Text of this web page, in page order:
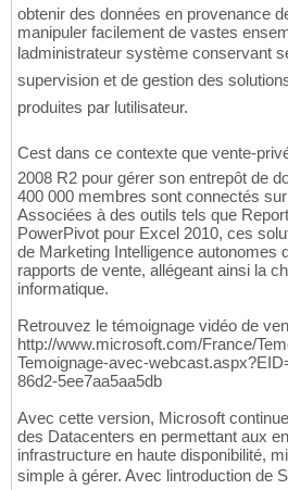
obtenir des données en provenance
manipuler facilement de vastes
ladministrateur système conservant
supervision et de gestion des
produites par lutilisateur.
Cest dans ce contexte que vente-
2008 R2 pour gérer son entrepôt de
400 000 membres sont connectés
Associées à des outils tels que
PowerPivot pour Excel 2010, ces
de Marketing Intelligence autonomes
rapports de vente, allégeant ainsi la
informatique.
Retrouvez le témoignage vidéo de
http://www.microsoft.com/France/
Temoignage-avec-
86d2-5ee7aa5aa5db
Avec cette version, Microsoft
des Datacenters en permettant aux
infrastructure en haute disponibilité,
simple à gérer. Avec lintroduction de